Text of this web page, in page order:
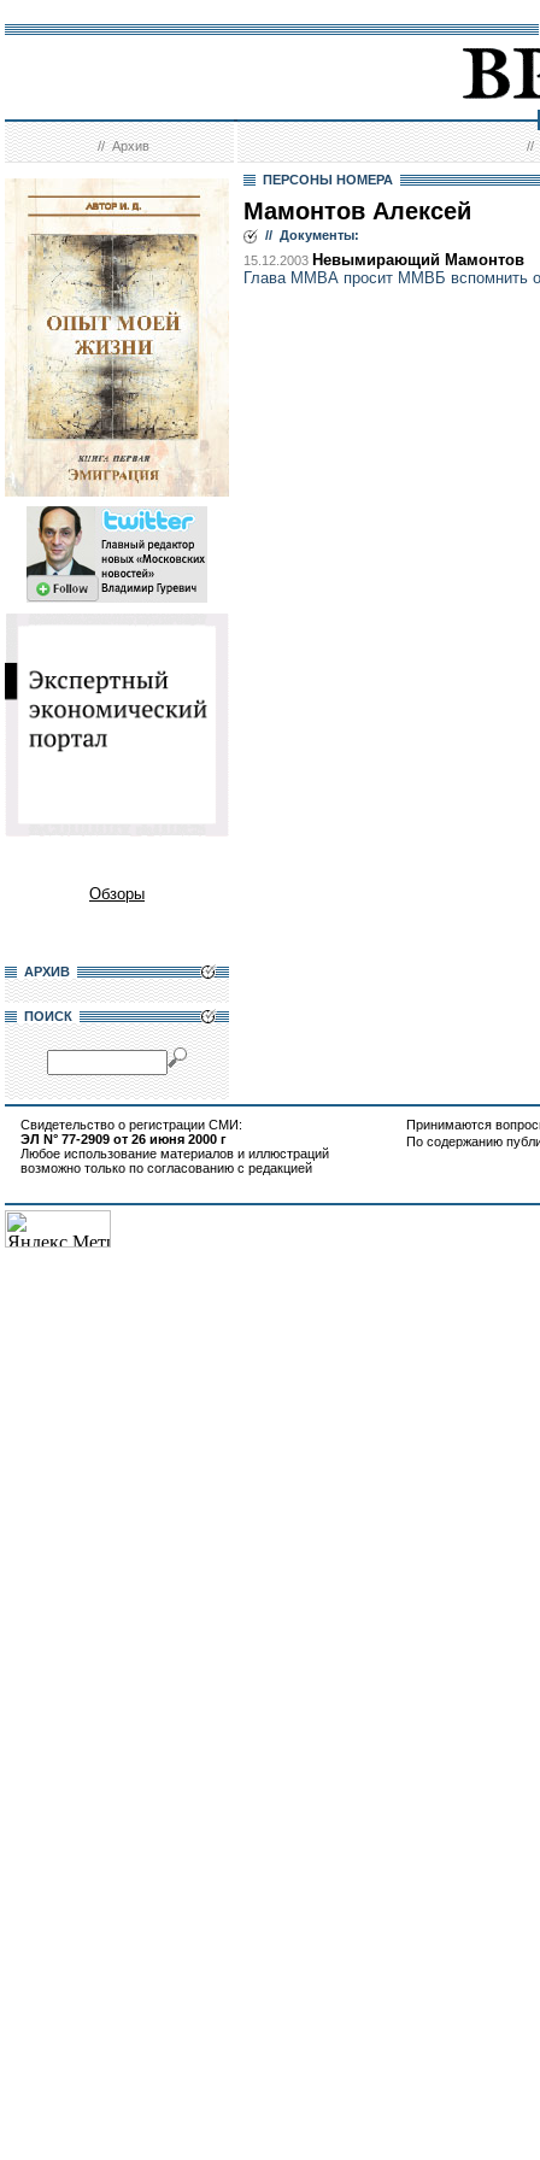
//Архив //
Обзоры
АРХИВ
ПОИСК
ПЕРСОНЫ НОМЕРА
Мамонтов Алексей
// Документы:
15.12.2003 Невымирающий Мамонтов
Глава ММВА просит ММВБ вспомнить о
Свидетельство о регистрации СМИ:
ЭЛ N° 77-2909 от 26 июня 2000 г
Любое использование материалов и иллюстраций
возможно только по согласованию с редакцией
Принимаются
По содержанию